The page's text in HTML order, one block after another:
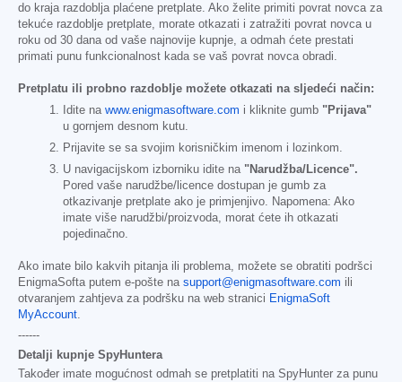
do kraja razdoblja plaćene pretplate. Ako želite primiti povrat novca za
tekuće razdoblje pretplate, morate otkazati i zatražiti povrat novca u
roku od 30 dana od vaše najnovije kupnje, a odmah ćete prestati
primati punu funkcionalnost kada se vaš povrat novca obradi.
Pretplatu ili probno razdoblje možete otkazati na sljedeći način:
Idite na www.enigmasoftware.com i kliknite gumb "Prijava"
u gornjem desnom kutu.
Prijavite se sa svojim korisničkim imenom i lozinkom.
U navigacijskom izborniku idite na "Narudžba/Licence".
Pored vaše narudžbe/licence dostupan je gumb za
otkazivanje pretplate ako je primjenjivo. Napomena: Ako
imate više narudžbi/proizvoda, morat ćete ih otkazati
pojedinačno.
Ako imate bilo kakvih pitanja ili problema, možete se obratiti podršci
EnigmaSofta putem e-pošte na support@enigmasoftware.com ili
otvaranjem zahtjeva za podršku na web stranici EnigmaSoft
MyAccount.
------
Detalji kupnje SpyHuntera
Također imate mogućnost odmah se pretplatiti na SpyHunter za punu